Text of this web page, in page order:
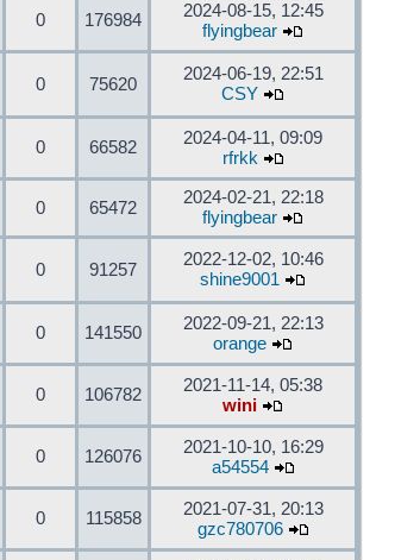
0 176984
2024-08-15, 12:45
flyingbear
0 75620
2024-06-19, 22:51
CSY
0 66582
2024-04-11, 09:09
rfrkk
0 65472
2024-02-21, 22:18
flyingbear
0 91257
2022-12-02, 10:46
shine9001
0 141550
2022-09-21, 22:13
orange
0 106782
2021-11-14, 05:38
wini
0 126076
2021-10-10, 16:29
a54554
0 115858
2021-07-31, 20:13
gzc780706